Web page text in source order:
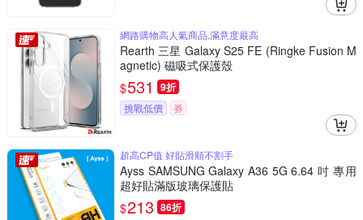
網路購物高人氣商品,滿意度最高
Rearth 三星 Galaxy S25 FE (Ringke Fusion M
agnetic) 磁吸式保護殼
$531 9折
挑戰低價 券
超高CP值 好貼滑順不割手
Ayss SAMSUNG Galaxy A36 5G 6.64 吋 專用
超好貼滿版玻璃保護貼
$213 86折